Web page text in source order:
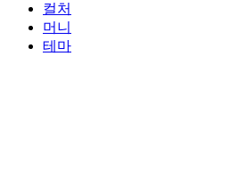
컬처
머니
테마